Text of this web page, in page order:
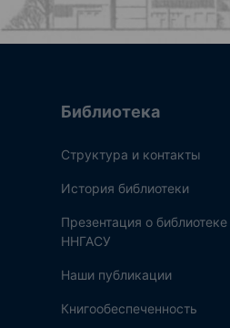
Библиотека
Структура и контакты
История библиотеки
Презентация о библиотеке
ННГАСУ
Наши публикации
Книгообеспеченность